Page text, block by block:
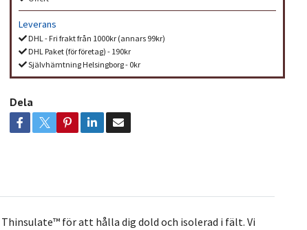
Leverans
DHL - Fri frakt från 1000kr (annars 99kr)
DHL Paket (för företag) - 190kr
Självhämtning Helsingborg - 0kr
Dela
Thinsulate™ för att hålla dig dold och isolerad i fält. Vi